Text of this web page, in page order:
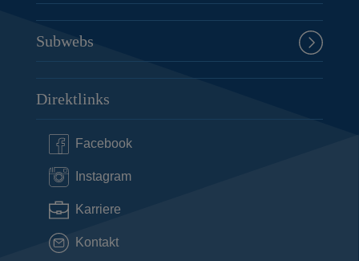
Subwebs
Direktlinks
Facebook
Instagram
Karriere
Kontakt